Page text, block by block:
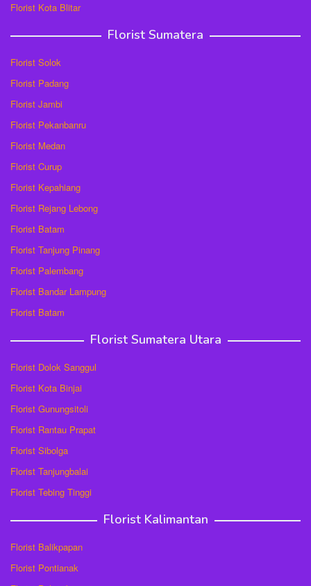
Florist Kota Blitar
Florist Sumatera
Florist Solok
Florist Padang
Florist Jambi
Florist Pekanbanru
Florist Medan
Florist Curup
Florist Kepahiang
Florist Rejang Lebong
Florist Batam
Florist Tanjung Pinang
Florist Palembang
Florist Bandar Lampung
Florist Batam
Florist Sumatera Utara
Florist Dolok Sanggul
Florist Kota Binjai
Florist Gunungsitoli
Florist Rantau Prapat
Florist Sibolga
Florist Tanjungbalai
Florist Tebing Tinggi
Florist Kalimantan
Florist Balikpapan
Florist Pontianak